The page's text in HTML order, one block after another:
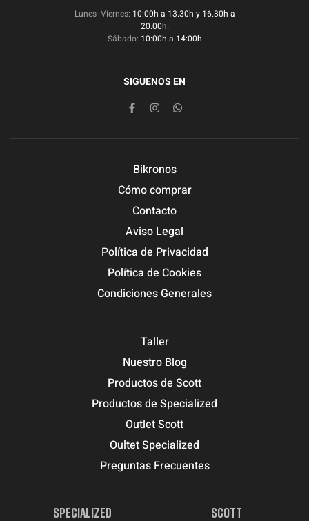
Lunes- Viernes: 10:00h a 13.30h y 16.30h a
20.00h.
Sábado: 10:00h a 14:00h
SIGUENOS EN
Bikronos
Cómo comprar
Contacto
Aviso Legal
Política de Privacidad
Política de Cookies
Condiciones Generales
Taller
Nuestro Blog
Productos de Scott
Productos de Specialized
Outlet Scott
Oultet Specialized
Preguntas Frecuentes
SPECIALIZED SCOTT